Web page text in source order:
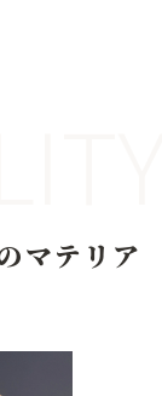
マテリア